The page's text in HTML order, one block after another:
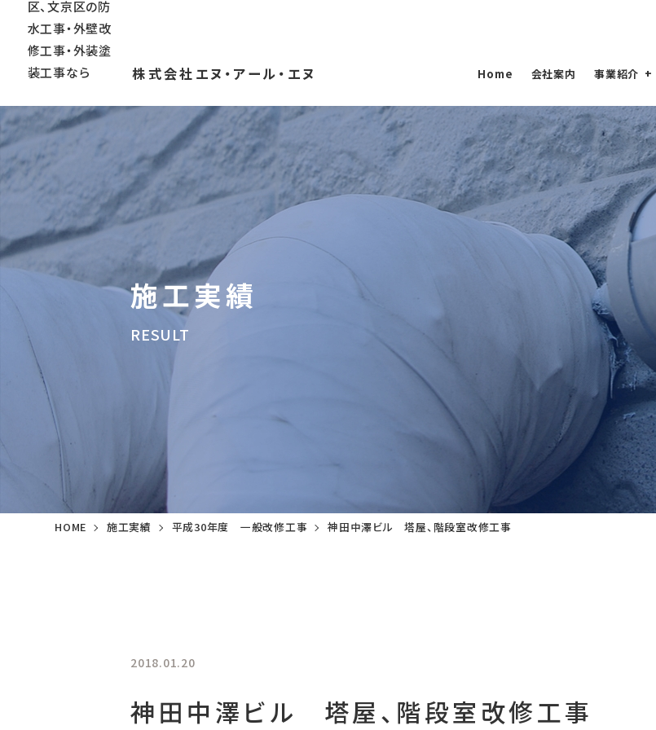
株式会社エヌ・アール・エヌ Home 会社案内 事業紹介
施工実績
RESULT
HOME 施工実績 平成30年度 一般改修工事 神田中澤ビル 塔屋、階段室改修工事
2018.01.20
神田中澤ビル 塔屋、階段室改修工事